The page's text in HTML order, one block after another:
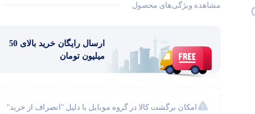
مشاهده ویژگی‌های محصول
ارسال رایگان خرید بالای 50
میلیون تومان
امکان برگشت کالا در گروه موبایل با دلیل "انصراف از خرید"